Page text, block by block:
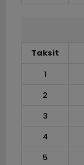
Taksit
1
2
3
4
5